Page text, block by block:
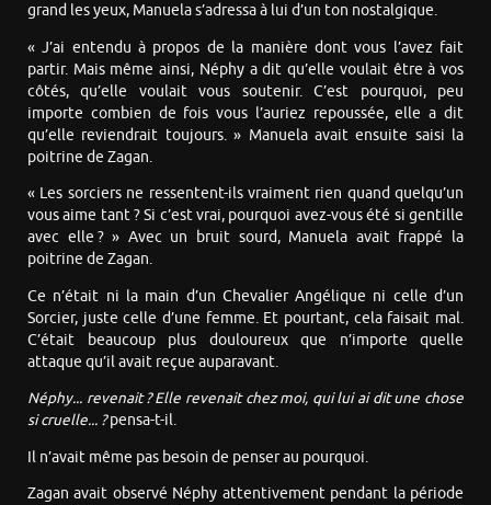
grand les yeux, Manuela s’adressa à lui d’un ton nostalgique.
« J’ai entendu à propos de la manière dont vous l’avez fait
partir. Mais même ainsi, Néphy a dit qu’elle voulait être à vos
côtés, qu’elle voulait vous soutenir. C’est pourquoi, peu
importe combien de fois vous l’auriez repoussée, elle a dit
qu’elle reviendrait toujours. » Manuela avait ensuite saisi la
poitrine de Zagan.
« Les sorciers ne ressentent-ils vraiment rien quand quelqu’un
vous aime tant ? Si c’est vrai, pourquoi avez-vous été si gentille
avec elle ? » Avec un bruit sourd, Manuela avait frappé la
poitrine de Zagan.
Ce n’était ni la main d’un Chevalier Angélique ni celle d’un
Sorcier, juste celle d’une femme. Et pourtant, cela faisait mal.
C’était beaucoup plus douloureux que n’importe quelle
attaque qu’il avait reçue auparavant.
Néphy... revenait ? Elle revenait chez moi, qui lui ai dit une chose
si cruelle... ?pensa-t-il.
Il n’avait même pas besoin de penser au pourquoi.
Zagan avait observé Néphy attentivement pendant la période